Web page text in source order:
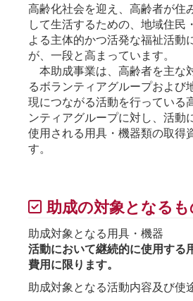
高齢化社会を迎え、高齢者が住
して生活するための、地域住民
よる主体的かつ活発な福祉活動
が、一段と高まっています。
本助成事業は、高齢者を主な
るボランティアグループおよび
現につながる活動を行っている
ンティアグループに対し、活動
使用される用具・機器類の取得
す。
助成の対象となるも
助成対象となる用具・機器
活動において継続的に使用する
費用に限ります。
助成対象となる活動内容及び使